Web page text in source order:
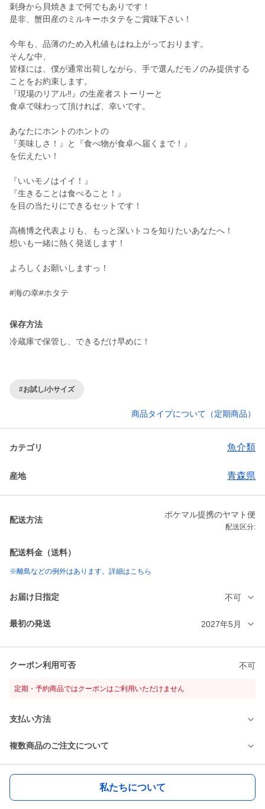
刺身から貝焼きまで何でもありです！
是非、蟹田産のミルキーホタテをご賞味下さい！
今年も、品薄のため入札値もはね上がっております。
そんな中、
皆様には、僕が通常出荷しながら、手で選んだモノのみ提供する
ことをお約束します。
『現場のリアル‼』の生産者ストーリーと
食卓で味わって頂ければ、幸いです。
あなたにホントのホントの
『美味しさ！』と『食べ物が食卓へ届くまで！』
を伝えたい！
『いいモノはイイ！』
『生きることは食べること！』
を目の当たりにできるセットです！
高橋博之代表よりも、もっと深いトコを知りたいあなたへ！
想いも一緒に熱く発送します！
よろしくお願いしますっ！
#海の幸#ホタテ
保存方法
冷蔵庫で保管し、できるだけ早めに！
#お試し/小サイズ
商品タイプについて（定期商品）
カテゴリ 魚介類
産地 青森県
配送方法
ポケマル提携のヤマト便
配送区分:
配送料金（送料）
※離島などの例外はあります。詳細はこちら
お届け日指定 不可
最初の発送 2027年5月
クーポン利用可否 不可
定期・予約商品ではクーポンはご利用いただけません
支払い方法
複数商品のご注文について
私たちについて